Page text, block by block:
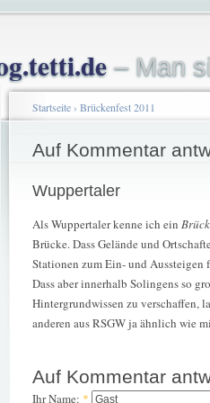
– Man
Startseite› Brückenfest 2011
Auf Kommentar
Wuppertaler
Als Wuppertaler kenne ich ein
Brücke. Dass Gelände und
Stationen zum Ein- und Aussteigen
Dass aber innerhalb Solingens so
Hintergrundwissen zu verschaffen,
anderen aus RSGW ja ähnlich wie
Auf Kommentar
Ihr Name: *